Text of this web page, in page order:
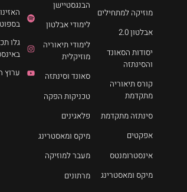
מוזיקה למתחילים
אבלטון 2.0
יסודות הסאונד
והסינתזה
קורס תיאוריה
מתקדמת
סינתזה מתקדמת
אפקטים
אינסטרומנטס
מיקס ומאסטרינג
הבנגסטיישן
לימודי אבלטון
לימודי תיאוריה
מוזיקלית
סאונד וסינתזה
טכניקות הפקה
פלאגינים
מיקס ומאסטרינג
מעבר למוזיקה
מרתונים
האזינו
גלו
ערוץ